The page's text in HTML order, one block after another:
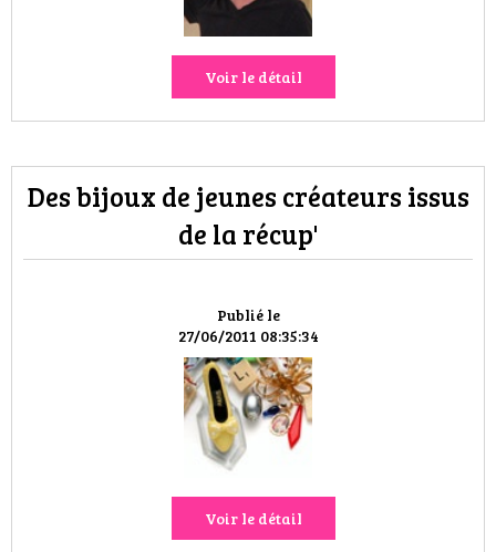
Voir le détail
Publié le
27/06/2011 08:35:34
Des bijoux de jeunes créateurs issus
de la récup'
Voir le détail